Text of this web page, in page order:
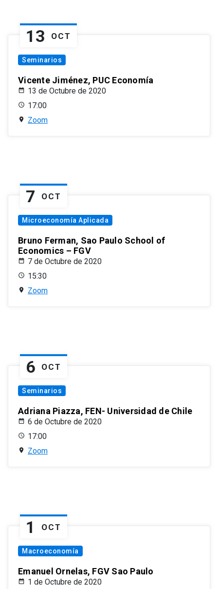
13 OCT
Seminarios
Vicente Jiménez, PUC Economía
13 de Octubre de 2020
17:00
Zoom
7 OCT
Microeconomía Aplicada
Bruno Ferman, Sao Paulo School of
Economics – FGV
7 de Octubre de 2020
15:30
Zoom
6 OCT
Seminarios
Adriana Piazza, FEN- Universidad de Chile
6 de Octubre de 2020
17:00
Zoom
1 OCT
Macroeconomía
Emanuel Ornelas, FGV Sao Paulo
1 de Octubre de 2020